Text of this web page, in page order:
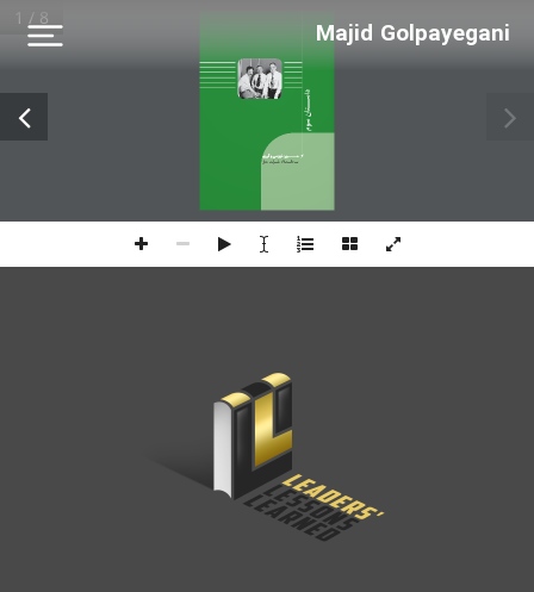
Majid Golpayegani
1 / 8